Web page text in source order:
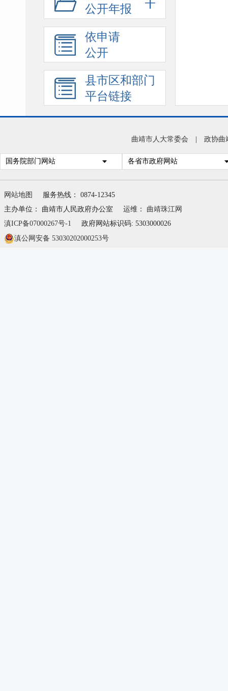
公开年报
依申请
公开
县市区和部门
平台链接
曲靖市人大常委会 政协曲
国务院部门网站 各省市政府网站
网站地图
服务热线： 0874-12345
主办单位： 曲靖市人民政府办公室
运维： 曲靖珠江网
滇ICP备07000267号-1
政府网站标识码: 5303000026
滇公网安备 53030202000253号